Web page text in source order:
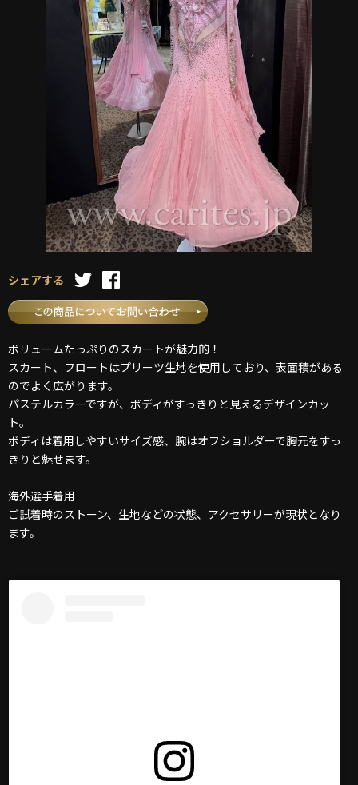
シェアする
ボリュームたっぷりのスカートが魅力的！
スカート、フロートはプリーツ生地を使用しており、表面積がある
のでよく広がります。
パステルカラーですが、ボディがすっきりと見えるデザインカッ
ト。
ボディは着用しやすいサイズ感、腕はオフショルダーで胸元をすっ
きりと魅せます。
海外選手着用
ご試着時のストーン、生地などの状態、アクセサリーが現状となり
ます。